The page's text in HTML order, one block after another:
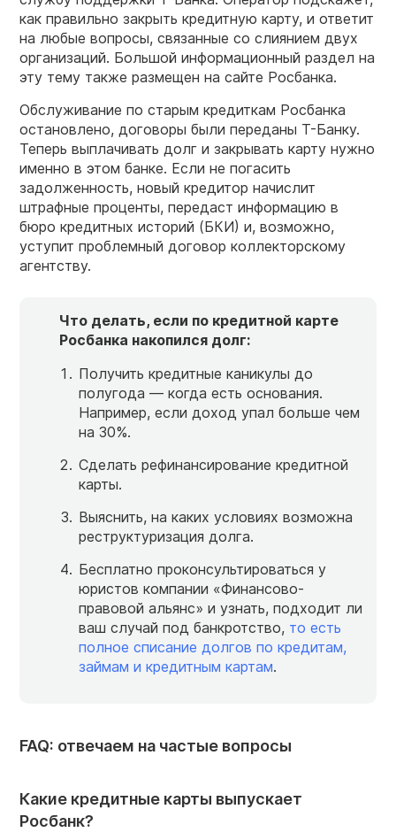
как правильно закрыть кредитную карту, и ответит
на любые вопросы, связанные со слиянием двух
организаций. Большой информационный раздел на
эту тему также размещен на сайте Росбанка.
Обслуживание по старым кредиткам Росбанка
остановлено, договоры были переданы Т-Банку.
Теперь выплачивать долг и закрывать карту нужно
именно в этом банке. Если не погасить
задолженность, новый кредитор начислит
штрафные проценты, передаст информацию в
бюро кредитных историй (БКИ) и, возможно,
уступит проблемный договор коллекторскому
агентству.
Что делать, если по кредитной карте
Росбанка накопился долг:
Получить кредитные каникулы до
полугода — когда есть основания.
Например, если доход упал больше чем
на 30%.
Сделать рефинансирование кредитной
карты.
Выяснить, на каких условиях возможна
реструктуризация долга.
Бесплатно проконсультироваться у
юристов компании «Финансово-
правовой альянс» и узнать, подходит ли
ваш случай под банкротство, то есть
полное списание долгов по кредитам,
займам и кредитным картам.
FAQ: отвечаем на частые вопросы
Какие кредитные карты выпускает
Росбанк?